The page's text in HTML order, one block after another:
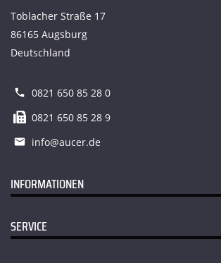
Toblacher Straße 17
86165 Augsburg
Deutschland
0821 650 85 28 0
0821 650 85 28 9
info@aucer.de
INFORMATIONEN
SERVICE